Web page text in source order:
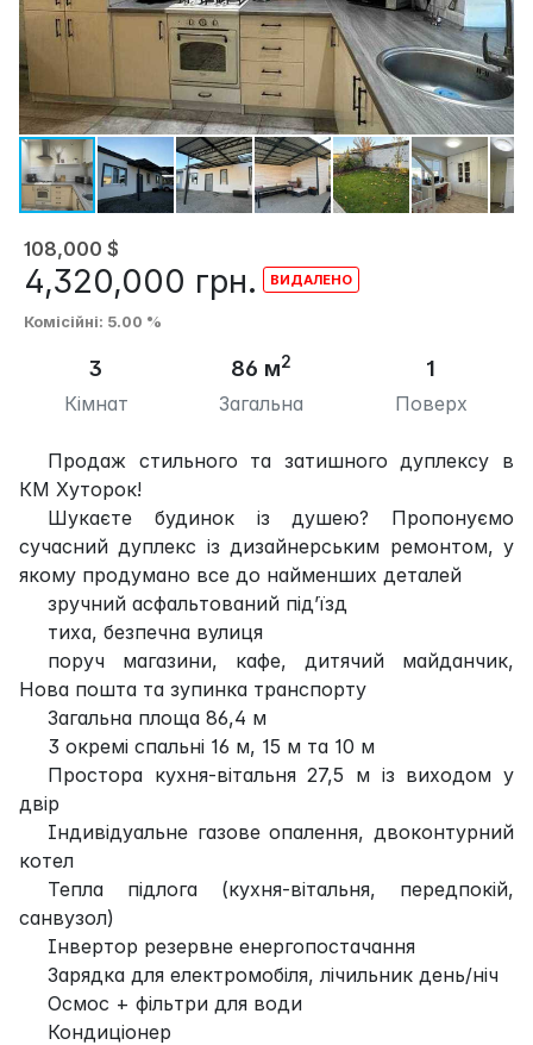
108,000 $
4,320,000 грн.
Комісійні: 5.00 %
3
Кімнат
86 м2
Загальна
1
Поверх
Продаж стильного та затишного дуплексу в
КМ Хуторок!
Шукаєте будинок із душею? Пропонуємо
сучасний дуплекс із дизайнерським ремонтом, у
якому продумано все до найменших деталей
зручний асфальтований під’їзд
тиха, безпечна вулиця
поруч магазини, кафе, дитячий майданчик,
Нова пошта та зупинка транспорту
Загальна площа 86,4 м
3 окремі спальні 16 м, 15 м та 10 м
Простора кухня-вітальня 27,5 м із виходом у
двір
Індивідуальне газове опалення, двоконтурний
котел
Тепла підлога (кухня-вітальня, передпокій,
санвузол)
Інвертор резервне енергопостачання
Зарядка для електромобіля, лічильник день/ніч
Осмос + фільтри для води
Кондиціонер